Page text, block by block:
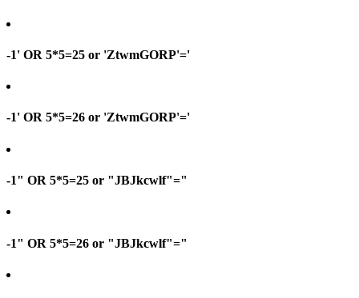
-1' OR 5*5=25 or 'ZtwmGORP'='
-1' OR 5*5=26 or 'ZtwmGORP'='
-1" OR 5*5=25 or "JBJkcwlf"="
-1" OR 5*5=26 or "JBJkcwlf"="